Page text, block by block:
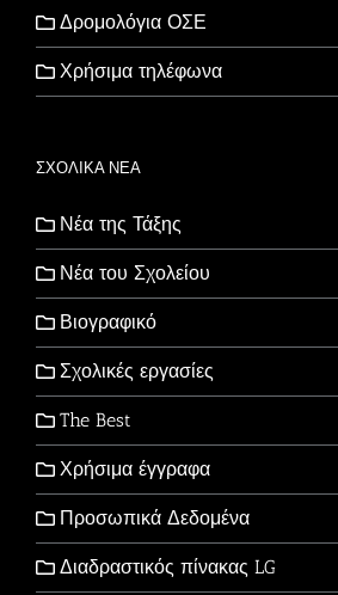
Δρομολόγια ΟΣΕ
Χρήσιμα τηλέφωνα
ΣΧΟΛΙΚΑ ΝΕΑ
Νέα της Τάξης
Νέα του Σχολείου
Βιογραφικό
Σχολικές εργασίες
The Best
Χρήσιμα έγγραφα
Προσωπικά Δεδομένα
Διαδραστικός πίνακας LG